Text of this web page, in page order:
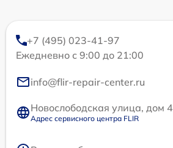
+7 (495) 023-41-97
Ежедневно с 9:00 до 21:00
info@flir-repair-center.ru
Новослободская улица, дом 4
Адрес сервисного центра FLIR